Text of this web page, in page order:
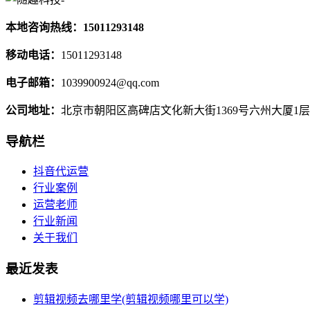
本地咨询热线：15011293148
移动电话： 15011293148
电子邮箱： 1039900924@qq.com
公司地址： 北京市朝阳区高碑店文化新大街1369号六州大厦1
导航栏
抖音代运营
行业案例
运营老师
行业新闻
关于我们
最近发表
剪辑视频去哪里学(剪辑视频哪里可以学)